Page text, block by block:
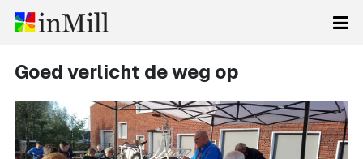
Goed verlicht de weg op